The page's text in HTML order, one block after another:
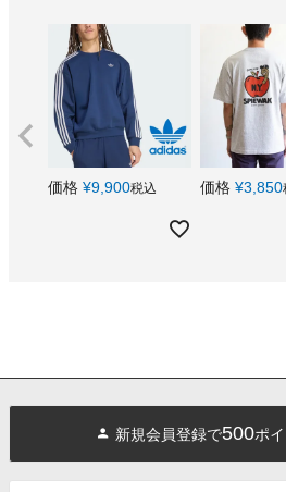
価格 ¥9,900税込 価格 ¥3,850
新規会員登録で500ポ